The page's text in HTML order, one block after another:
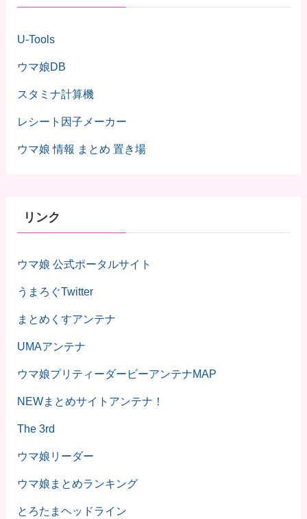
U-Tools
ウマ娘DB
スタミナ計算機
レシート因子メーカー
ウマ娘 情報 まとめ 置き場
リンク
ウマ娘 公式ポータルサイト
うまろぐTwitter
まとめくすアンテナ
UMAアンテナ
ウマ娘プリティーダービーアンテナMAP
NEWまとめサイトアンテナ！
The 3rd
ウマ娘リーダー
ウマ娘まとめランキング
とろたまヘッドライン